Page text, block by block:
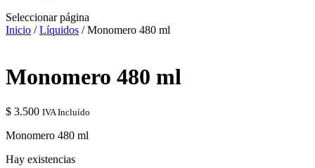
Seleccionar página
Inicio /Líquidos / Monomero 480 ml
Monomero 480 ml
$ 3.500 IVA Incluído
Monomero 480 ml
Hay existencias